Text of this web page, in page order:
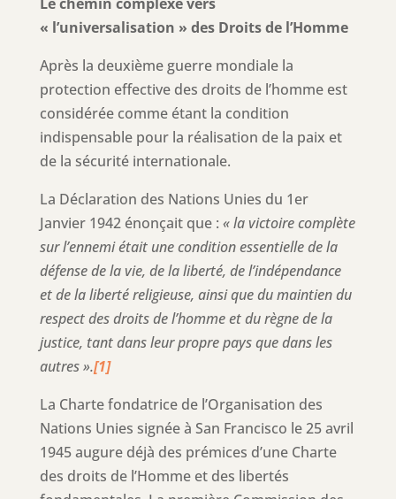
« l’universalisation » des Droits de l’Homme
Après la deuxième guerre mondiale la
protection effective des droits de l’homme est
considérée comme étant la condition
indispensable pour la réalisation de la paix et
de la sécurité internationale.
La Déclaration des Nations Unies du 1er
Janvier 1942 énonçait que : « la victoire complète
sur l’ennemi était une condition essentielle de la
défense de la vie, de la liberté, de l’indépendance
et de la liberté religieuse, ainsi que du maintien du
respect des droits de l’homme et du règne de la
justice, tant dans leur propre pays que dans les
autres ».[1]
La Charte fondatrice de l’Organisation des
Nations Unies signée à San Francisco le 25 avril
1945 augure déjà des prémices d’une Charte
des droits de l’Homme et des libertés